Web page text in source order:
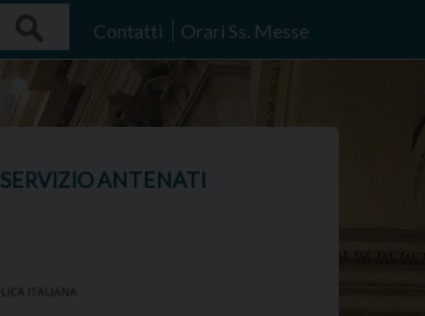
Contatti Orari Ss. Messe
SERVIZIO ANTENATI